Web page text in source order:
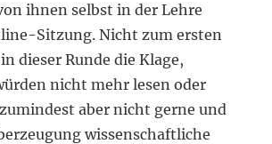
ihnen selbst in der Lehre
Sitzung. Nicht zum ersten
dieser Runde die Klage,
nicht mehr lesen oder
aber nicht gerne und
wissenschaftliche